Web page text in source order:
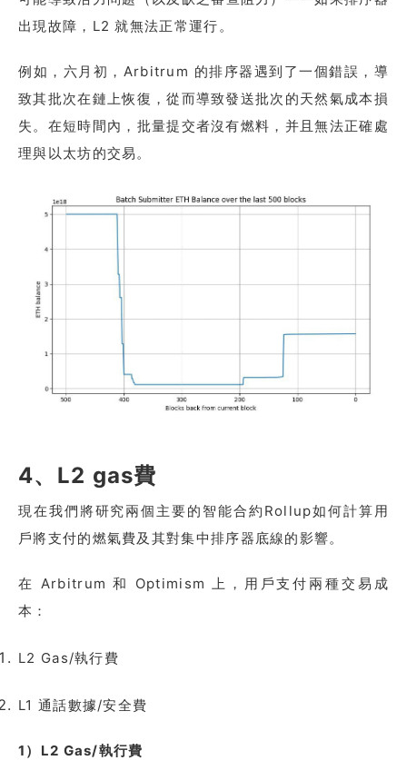
出現故障，L2 就無法正常運行。
例如，六月初，Arbitrum 的排序器遇到了一個錯誤，導
致其批次在鏈上恢復，從而導致發送批次的天然氣成本損
失。在短時間內，批量提交者沒有燃料，并且無法正確處
理與以太坊的交易。
4、L2 gas費
現在我們將研究兩個主要的智能合約Rollup如何計算用
戶將支付的燃氣費及其對集中排序器底線的影響。
在 Arbitrum 和 Optimism 上，用戶支付兩種交易成
本：
L2 Gas/執行費
L1 通話數據/安全費
1）L2 Gas/執行費